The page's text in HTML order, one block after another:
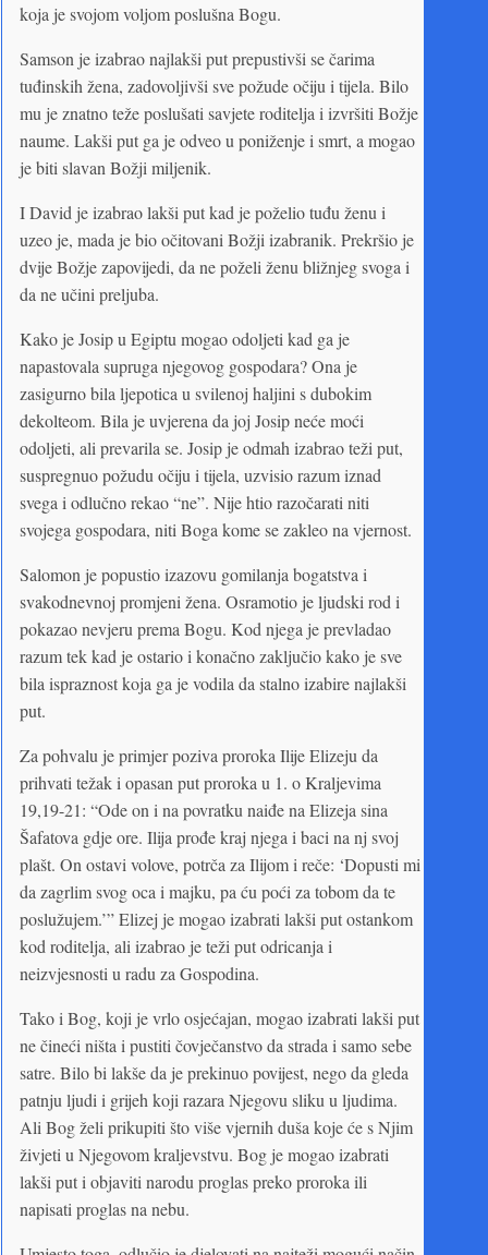
koja je svojom voljom poslušna Bogu.
Samson je izabrao najlakši put prepustivši se čarima
tuđinskih žena, zadovoljivši sve požude očiju i tijela. Bilo
mu je znatno teže poslušati savjete roditelja i izvršiti Božje
naume. Lakši put ga je odveo u poniženje i smrt, a mogao
je biti slavan Božji miljenik.
I David je izabrao lakši put kad je poželio tuđu ženu i
uzeo je, mada je bio očitovani Božji izabranik. Prekršio je
dvije Božje zapovijedi, da ne poželi ženu bližnjeg svoga i
da ne učini preljuba.
Kako je Josip u Egiptu mogao odoljeti kad ga je
napastovala supruga njegovog gospodara? Ona je
zasigurno bila ljepotica u svilenoj haljini s dubokim
dekolteom. Bila je uvjerena da joj Josip neće moći
odoljeti, ali prevarila se. Josip je odmah izabrao teži put,
suspregnuo požudu očiju i tijela, uzvisio razum iznad
svega i odlučno rekao “ne”. Nije htio razočarati niti
svojega gospodara, niti Boga kome se zakleo na vjernost.
Salomon je popustio izazovu gomilanja bogatstva i
svakodnevnoj promjeni žena. Osramotio je ljudski rod i
pokazao nevjeru prema Bogu. Kod njega je prevladao
razum tek kad je ostario i konačno zaključio kako je sve
bila ispraznost koja ga je vodila da stalno izabire najlakši
put.
Za pohvalu je primjer poziva proroka Ilije Elizeju da
prihvati težak i opasan put proroka u 1. o Kraljevima
19,19-21: “Ode on i na povratku naiđe na Elizeja sina
Šafatova gdje ore. Ilija prođe kraj njega i baci na nj svoj
plašt. On ostavi volove, potrča za Ilijom i reče: ‘Dopusti mi
da zagrlim svog oca i majku, pa ću poći za tobom da te
poslužujem.’” Elizej je mogao izabrati lakši put ostankom
kod roditelja, ali izabrao je teži put odricanja i
neizvjesnosti u radu za Gospodina.
Tako i Bog, koji je vrlo osjećajan, mogao izabrati lakši put
ne čineći ništa i pustiti čovječanstvo da strada i samo sebe
satre. Bilo bi lakše da je prekinuo povijest, nego da gleda
patnju ljudi i grijeh koji razara Njegovu sliku u ljudima.
Ali Bog želi prikupiti što više vjernih duša koje će s Njim
živjeti u Njegovom kraljevstvu. Bog je mogao izabrati
lakši put i objaviti narodu proglas preko proroka ili
napisati proglas na nebu.